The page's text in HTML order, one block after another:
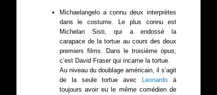
Michaelangelo a connu deux interprètes
dans le costume. Le plus connu est
Michelan Sisti, qui a endossé la
carapace de la tortue au cours des deux
premiers films. Dans le troisième opus,
c’est David Fraser qui incarne la tortue.
Au niveau du doublage américain, il s’agit
de la seule tortue avec
Leonardo à
toujours avoir eu le même comédien de